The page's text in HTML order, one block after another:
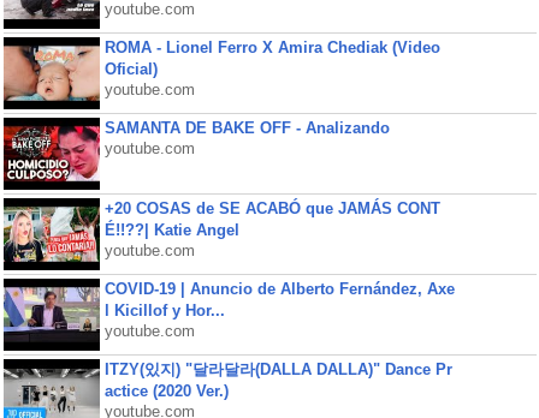
youtube.com
ROMA - Lionel Ferro X Amira Chediak (Video
Oficial)
youtube.com
SAMANTA DE BAKE OFF - Analizando
youtube.com
+20 COSAS de SE ACABÓ que JAMÁS CONT
É!!??| Katie Angel
youtube.com
COVID-19 | Anuncio de Alberto Fernández, Axe
l Kicillof y Hor...
youtube.com
ITZY(있지) "달라달라(DALLA DALLA)" Dance Pr
actice (2020 Ver.)
youtube.com